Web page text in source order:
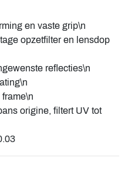
en vaste grip\n
opzetfilter en lensdop
reflecties\n
origine, filtert UV tot